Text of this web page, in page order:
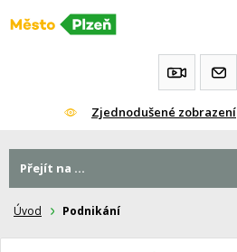
Přeskočit
Zjednodušené zobrazení
Úvod Podnikání
Přejít na ...